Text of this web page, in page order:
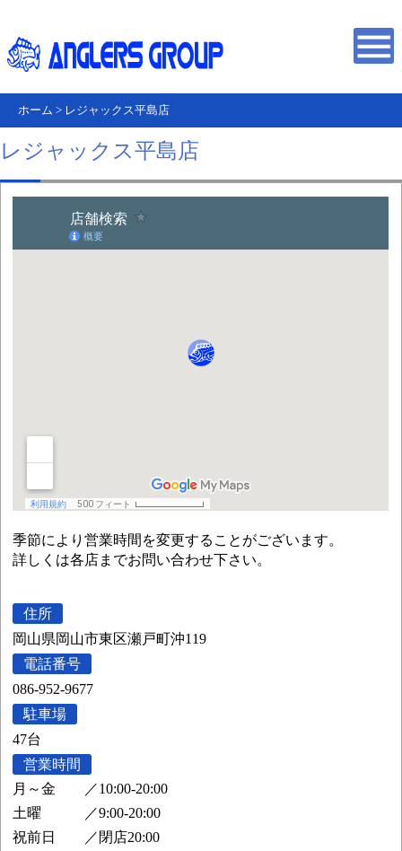
ホーム > レジャックス平島店
レジャックス平島店
季節により営業時間を変更することがございます。
詳しくは各店までお問い合わせ下さい。
住所
岡山県岡山市東区瀬戸町沖119
電話番号
086-952-9677
駐車場
47台
営業時間
月～金
／10:00-20:00
土曜
／9:00-20:00
祝前日
／ 閉店20:00